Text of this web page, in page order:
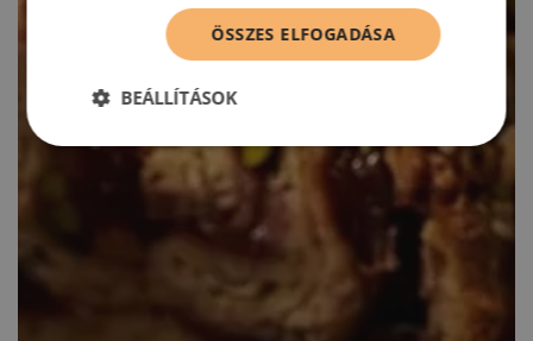
ÖSSZES ELFOGADÁSA
BEÁLLÍTÁSOK